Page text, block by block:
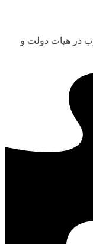
در هیات دولت و